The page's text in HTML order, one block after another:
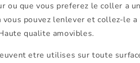
ou que vous preferez le coller a
pouvez lenlever et collez-le a
qualite amovibles.
etre utilises sur toute